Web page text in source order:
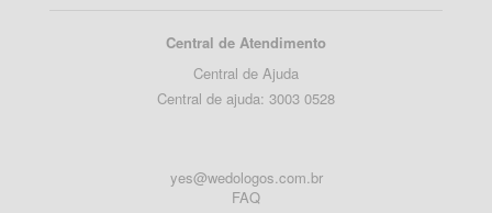
Central de Atendimento
Central de Ajuda
Central de ajuda: 3003 0528
yes@wedologos.com.br
FAQ